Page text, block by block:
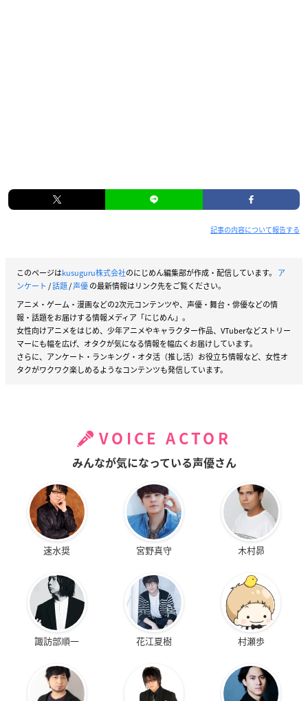
記事の内容について報告する
このページはkusuguru株式会社のにじめん編集部が作成・配信しています。 ア
ンケート /話題/声優の最新情報はリンク先をご覧ください。
アニメ・ゲーム・漫画などの2次元コンテンツや、声優・舞台・俳優などの情
報・話題をお届けする情報メディア「にじめん」。
女性向けアニメをはじめ、少年アニメやキャラクター作品、VTuberなどストリー
マーにも幅を広げ、オタクが気になる情報を幅広くお届けしています。
さらに、アンケート・ランキング・オタ活（推し活）お役立ち情報など、女性オ
タクがワクワク楽しめるようなコンテンツも発信しています。
VOICE ACTOR
みんなが気になっている声優さん
速水奨 宮野真守 木村昴
諏訪部順一 花江夏樹 村瀬歩